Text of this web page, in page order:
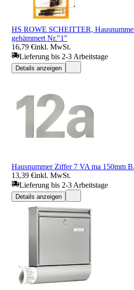
HS ROWE SCHEITTER,
gehämmert Nr."1"
16,79 €inkl. MwSt.
Lieferung bis 2-3 Arbeitstage
Details anzeigen
Hausnummer Ziffer 7 VA ma 150mm
13,39 €inkl. MwSt.
Lieferung bis 2-3 Arbeitstage
Details anzeigen